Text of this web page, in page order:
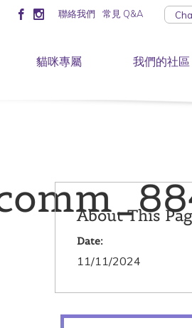
聯絡我們 常見 Q&A
貓咪專屬 我們的社區
About This
Date:
11/11/2024